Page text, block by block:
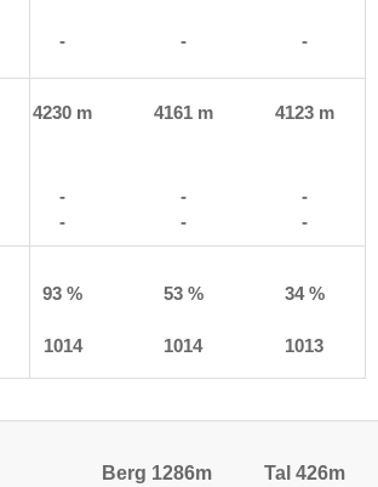
- - -
4230 m 4161 m 4123 m
-
-
-
-
-
-
93 % 53 % 34 %
1014 1014 1013
Berg 1286m
Tal 426m